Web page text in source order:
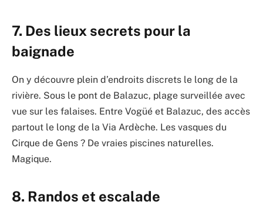
7. Des lieux secrets pour la
baignade
On y découvre plein d’endroits discrets le long de la
rivière. Sous le pont de Balazuc, plage surveillée avec
vue sur les falaises. Entre Vogüé et Balazuc, des accès
partout le long de la Via Ardèche. Les vasques du
Cirque de Gens ? De vraies piscines naturelles.
Magique.
8. Randos et escalade